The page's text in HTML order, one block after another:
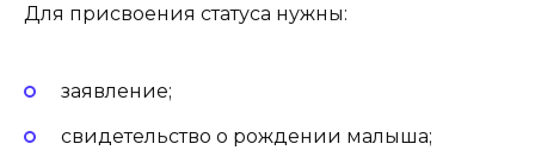
Для присвоения статуса нужны:
заявление;
свидетельство о рождении малыша;